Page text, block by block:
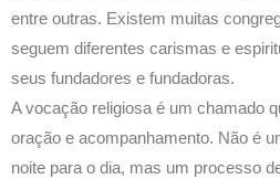
entre outras. Existem muitas
seguem diferentes carismas e
seus fundadores e fundadoras.
A vocação religiosa é um chamado
oração e acompanhamento. Não é
noite para o dia, mas um processo